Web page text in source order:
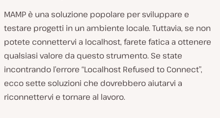
MAMP è una soluzione popolare per sviluppare e
testare progetti in un ambiente locale. Tuttavia, se non
potete connettervi a localhost, farete fatica a ottenere
qualsiasi valore da questo strumento. Se state
incontrando l’errore “Localhost Refused to Connect”,
ecco sette soluzioni che dovrebbero aiutarvi a
riconnettervi e tornare al lavoro.